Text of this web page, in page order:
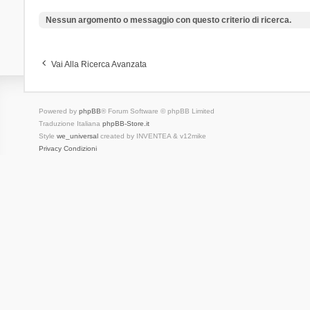
Nessun argomento o messaggio con questo criterio di ricerca.
Vai Alla Ricerca Avanzata
Powered by phpBB® Forum Software © phpBB Limited
Traduzione Italiana phpBB-Store.it
Style we_universalcreated by INVENTEA & v12mike
Privacy Condizioni